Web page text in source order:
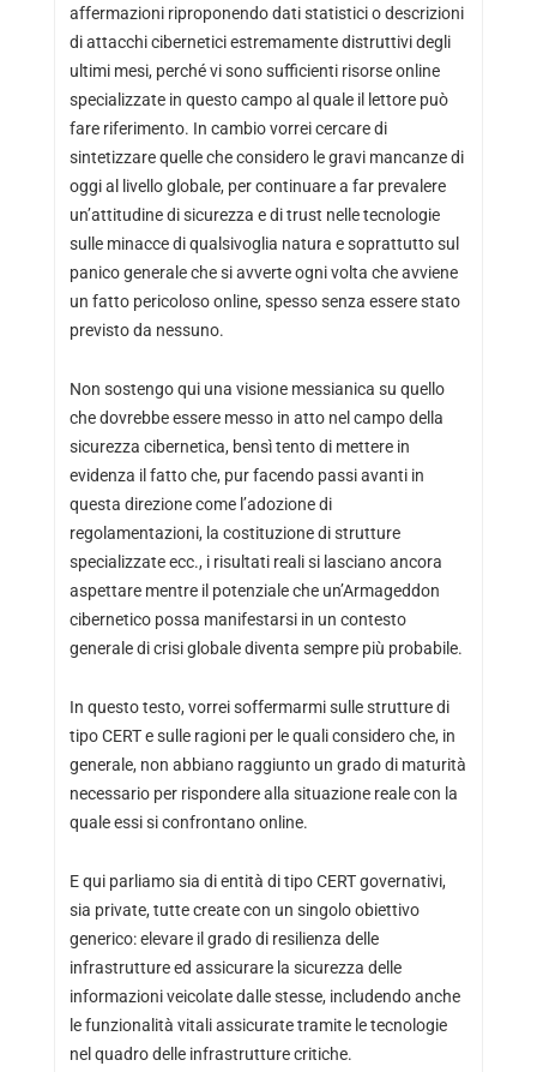
affermazioni riproponendo dati statistici o descrizioni
di attacchi cibernetici estremamente distruttivi degli
ultimi mesi, perché vi sono sufficienti risorse online
specializzate in questo campo al quale il lettore può
fare riferimento. In cambio vorrei cercare di
sintetizzare quelle che considero le gravi mancanze di
oggi al livello globale, per continuare a far prevalere
un’attitudine di sicurezza e di trust nelle tecnologie
sulle minacce di qualsivoglia natura e soprattutto sul
panico generale che si avverte ogni volta che avviene
un fatto pericoloso online, spesso senza essere stato
previsto da nessuno.
Non sostengo qui una visione messianica su quello
che dovrebbe essere messo in atto nel campo della
sicurezza cibernetica, bensì tento di mettere in
evidenza il fatto che, pur facendo passi avanti in
questa direzione come l’adozione di
regolamentazioni, la costituzione di strutture
specializzate ecc., i risultati reali si lasciano ancora
aspettare mentre il potenziale che un’Armageddon
cibernetico possa manifestarsi in un contesto
generale di crisi globale diventa sempre più probabile.
In questo testo, vorrei soffermarmi sulle strutture di
tipo CERT e sulle ragioni per le quali considero che, in
generale, non abbiano raggiunto un grado di maturità
necessario per rispondere alla situazione reale con la
quale essi si confrontano online.
E qui parliamo sia di entità di tipo CERT governativi,
sia private, tutte create con un singolo obiettivo
generico: elevare il grado di resilienza delle
infrastrutture ed assicurare la sicurezza delle
informazioni veicolate dalle stesse, includendo anche
le funzionalità vitali assicurate tramite le tecnologie
nel quadro delle infrastrutture critiche.